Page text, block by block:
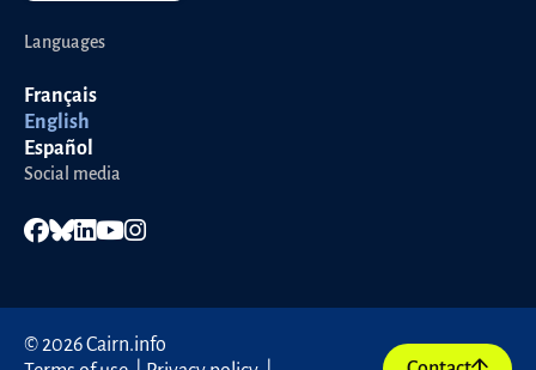
Languages
Français
English
Español
Social media
© 2026 Cairn.info